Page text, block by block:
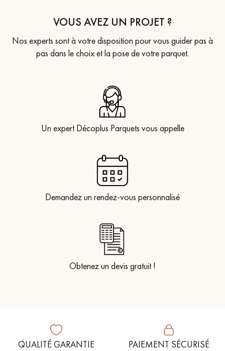
VOUS AVEZ UN PROJET ?
Nos experts sont à votre disposition pour vous guider pas à
pas dans le choix et la pose de votre parquet.
Un expert Décoplus Parquets vous appelle
Demandez un rendez-vous personnalisé
Obtenez un devis gratuit !
QUALITÉ GARANTIE PAIEMENT SÉCURISÉ